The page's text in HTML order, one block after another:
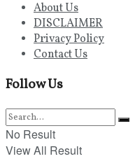
About Us
DISCLAIMER
Privacy Policy
Contact Us
Follow Us
No Result
View All Result